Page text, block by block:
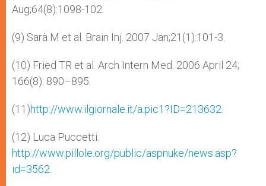
Aug;64(8):1098-102.
(9) Sarà M et al. Brain Inj. 2007 Jan;21(1):101-3.
(10) Fried TR et al. Arch Intern Med. 2006 April 24;
166(8): 890–895.
(11)http://www.ilgiornale.it/a.pic1?ID=213632
(12) Luca Puccetti.
http://www.pillole.org/public/aspnuke/news.asp?
id=3562